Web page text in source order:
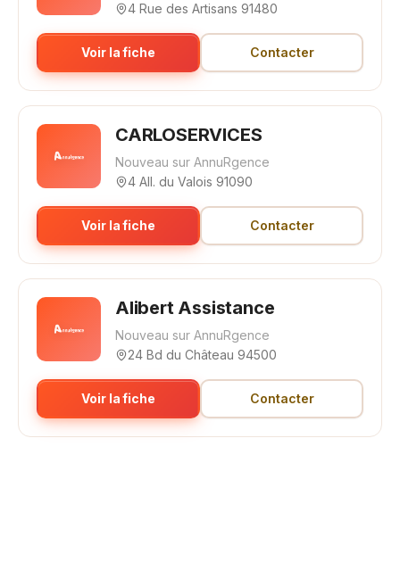
4 Rue des Artisans 91480
Voir la fiche Contacter
CARLOSERVICES
Nouveau sur AnnuRgence
4 All. du Valois 91090
Voir la fiche Contacter
Alibert Assistance
Nouveau sur AnnuRgence
24 Bd du Château 94500
Voir la fiche Contacter